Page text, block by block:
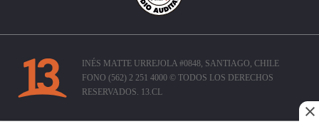
INÉS MATTE URREJOLA #0848, SANTIAGO, CHILE
FONO (562) 2 251 4000 © TODOS LOS DERECHOS
RESERVADOS. 13.CL